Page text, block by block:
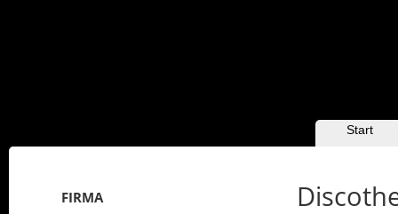
Inhalt wechseln
Start
FIRMA